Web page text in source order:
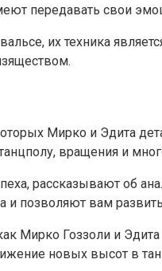
передавать свои
их техника
Мирко и Эдита
вращения и
рассказывают об
позволяют вам
Мирко Гоззоли и
новых высот в